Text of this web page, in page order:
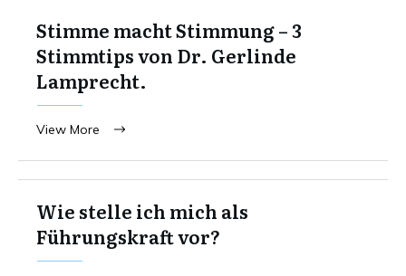
Stimme macht Stimmung – 3
Stimmtips von Dr. Gerlinde
Lamprecht.
View More
Wie stelle ich mich als
Führungskraft vor?